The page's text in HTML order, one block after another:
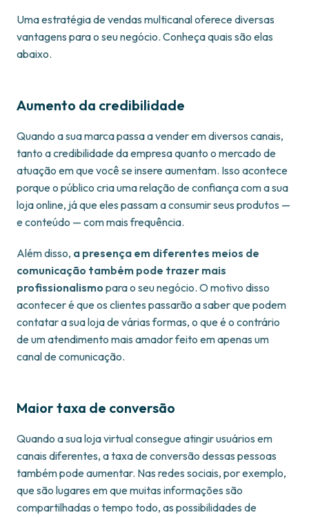
Uma estratégia de vendas multicanal oferece diversas
vantagens para o seu negócio. Conheça quais são elas
abaixo.
Aumento da credibilidade
Quando a sua marca passa a vender em diversos canais,
tanto a credibilidade da empresa quanto o mercado de
atuação em que você se insere aumentam. Isso acontece
porque o público cria uma relação de confiança com a sua
loja online, já que eles passam a consumir seus produtos —
e conteúdo — com mais frequência.
Além disso, a presença em diferentes meios de
comunicação também pode trazer mais
profissionalismo para o seu negócio. O motivo disso
acontecer é que os clientes passarão a saber que podem
contatar a sua loja de várias formas, o que é o contrário
de um atendimento mais amador feito em apenas um
canal de comunicação.
Maior taxa de conversão
Quando a sua loja virtual consegue atingir usuários em
canais diferentes, a taxa de conversão dessas pessoas
também pode aumentar. Nas redes sociais, por exemplo,
que são lugares em que muitas informações são
compartilhadas o tempo todo, as possibilidades de